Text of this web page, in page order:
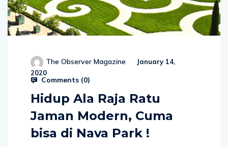
The Observer Magazine
January 14,
2020
Comments (0)
Hidup Ala Raja Ratu
Jaman Modern, Cuma
bisa di Nava Park !